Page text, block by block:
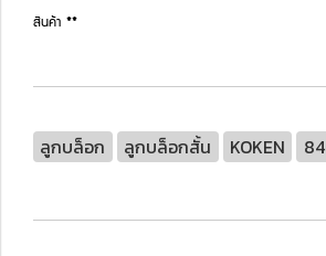
สินค้า **
ลูกบล็อก ลูกบล็อกสั้น KOKEN